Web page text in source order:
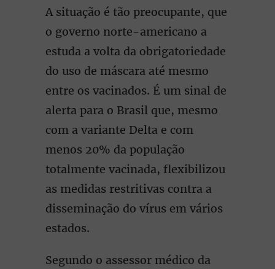
A situação é tão preocupante, que
o governo norte-americano a
estuda a volta da obrigatoriedade
do uso de máscara até mesmo
entre os vacinados. É um sinal de
alerta para o Brasil que, mesmo
com a variante Delta e com
menos 20% da população
totalmente vacinada, flexibilizou
as medidas restritivas contra a
disseminação do vírus em vários
estados.
Segundo o assessor médico da